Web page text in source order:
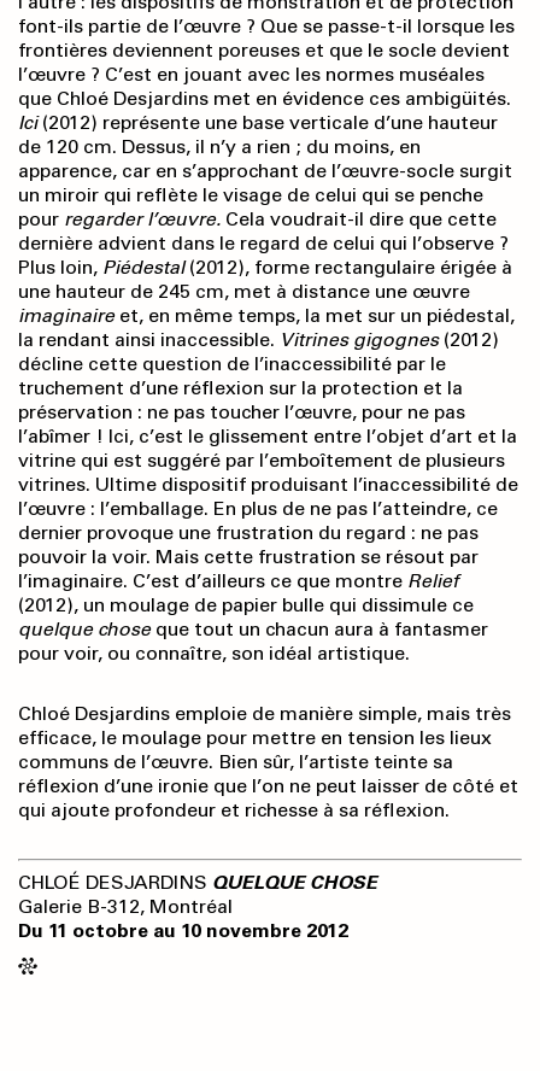
font-ils partie de l’œuvre ? Que se passe-t-il lorsque les
frontières deviennent poreuses et que le socle devient
l’œuvre ? C’est en jouant avec les normes muséales
que Chloé Desjardins met en évidence ces ambigüités.
Ici(2012) représente une base verticale d’une hauteur
de 120 cm. Dessus, il n’y a rien ; du moins, en
apparence, car en s’approchant de l’œuvre-socle surgit
un miroir qui reflète le visage de celui qui se penche
pour regarder l’œuvre. Cela voudrait-il dire que cette
dernière advient dans le regard de celui qui l’observe ?
Plus loin, Piédestal(2012), forme rectangulaire érigée à
une hauteur de 245 cm, met à distance une œuvre
imaginaireet, en même temps, la met sur un piédestal,
la rendant ainsi inaccessible. Vitrines gigognes (2012)
décline cette question de l’inaccessibilité par le
truchement d’une réflexion sur la protection et la
préservation : ne pas toucher l’œuvre, pour ne pas
l’abîmer ! Ici, c’est le glissement entre l’objet d’art et la
vitrine qui est suggéré par l’emboîtement de plusieurs
vitrines. Ultime dispositif produisant l’inaccessibilité de
l’œuvre : l’emballage. En plus de ne pas l’atteindre, ce
dernier provoque une frustration du regard : ne pas
pouvoir la voir. Mais cette frustration se résout par
l’imaginaire. C’est d’ailleurs ce que montre Relief
(2012), un moulage de papier bulle qui dissimule ce
quelque choseque tout un chacun aura à fantasmer
pour voir, ou connaître, son idéal artistique.
Chloé Desjardins emploie de manière simple, mais très
efficace, le moulage pour mettre en tension les lieux
communs de l’œuvre. Bien sûr, l’artiste teinte sa
réflexion d’une ironie que l’on ne peut laisser de côté et
qui ajoute profondeur et richesse à sa réflexion.
CHLOÉ DESJARDINS QUELQUE CHOSE
Galerie B-312, Montréal
Du 11 octobre au 10 novembre 2012